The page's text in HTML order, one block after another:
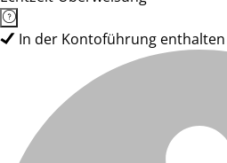
In der Kontoführung enthalten